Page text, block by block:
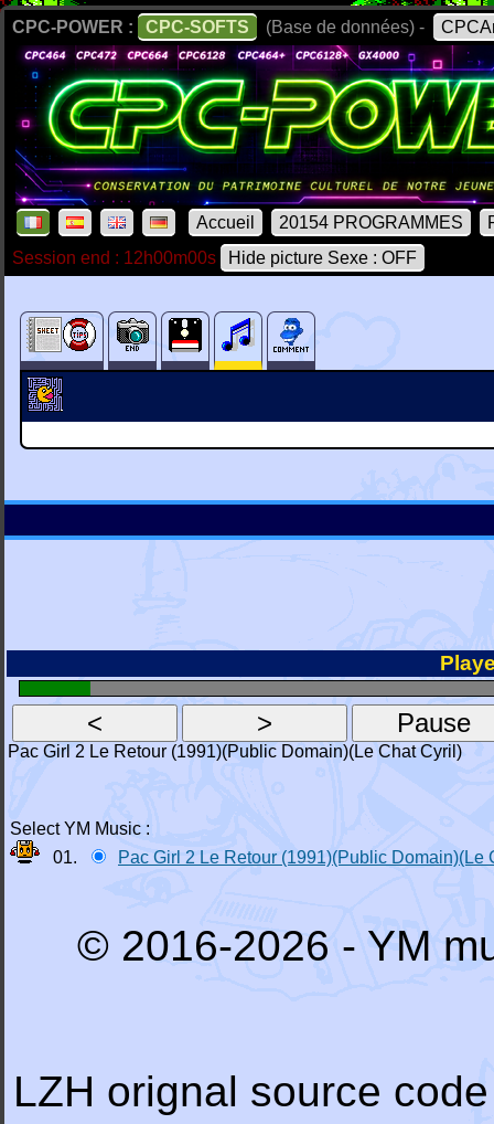
CPC-POWER : CPC-SOFTS (Base de données) -
Accueil 20154 PROGRAMMES
Session end : 12h00m00s
Hide picture Sexe : OFF
Pac Girl 2 Le Retour (1991)(Public Domain)(Le Chat Cyril)
Select YM Music :
01.
Pac Girl 2 Le Retour (1991)(Public Domain)(Le
© 2016-2026 - YM
LZH orignal source